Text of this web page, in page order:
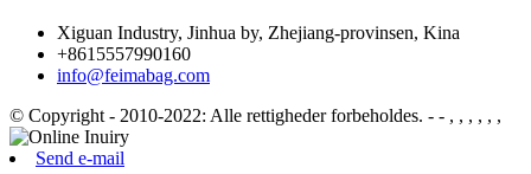
Xiguan Industry, Jinhua by, Zhejiang-provinsen, Kina
+8615557990160
info@feimabag.com
© Copyright - 2010-2022: Alle rettigheder forbeholdes. - - , , , , , ,
Send e-mail